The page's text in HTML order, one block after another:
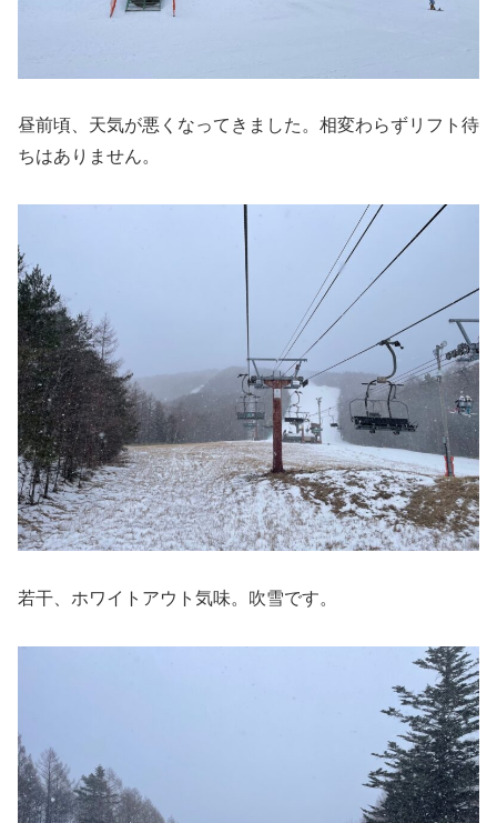
昼前頃、天気が悪くなってきました。相変わらずリフト待
ちはありません。
若干、ホワイトアウト気味。吹雪です。